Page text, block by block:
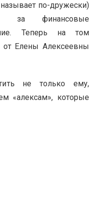
по-дружески)
за финансовые
Теперь на том
Елены Алексеевны
не только ему,
«алексам», которые